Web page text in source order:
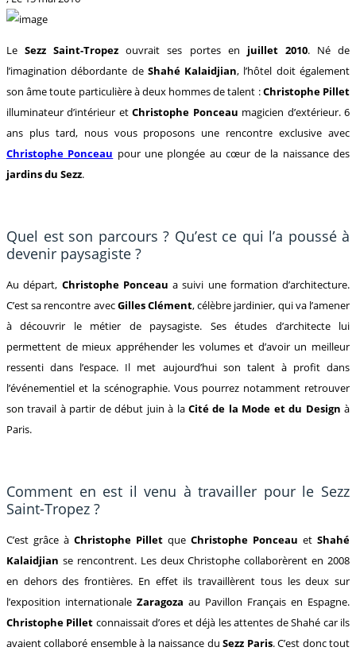
LeSezz Saint-Tropez ouvrait ses portes en juillet 2010. Né de
l’imagination débordante de Shahé Kalaidjian, l’hôtel doit également
son âme toute particulière à deux hommes de talent :Christophe Pillet
illuminateur d’intérieur etChristophe Ponceau magicien d’extérieur. 6
ans plus tard, nous vous proposons une rencontre exclusive avec
Christophe Ponceau pour une plongée au cœur de la naissance des
jardins du Sezz.
Quel est son parcours ? Qu’est ce qui l’a poussé à
devenir paysagiste ?
Au départ, Christophe Ponceau a suivi une formation d’architecture.
C’est sa rencontre avecGilles Clément, célèbre jardinier, qui va l’amener
à découvrir le métier de paysagiste. Ses études d’architecte lui
permettent de mieux appréhender les volumes et d’avoir un meilleur
ressenti dans l’espace. Il met aujourd’hui son talent à profit dans
l’événementiel et la scénographie. Vous pourrez notamment retrouver
son travail à partir de début juin à la Cité de la Mode et du Design à
Paris.
Comment en est il venu à travailler pour le Sezz
Saint-Tropez ?
C’est grâce à Christophe Pillet que Christophe Ponceau et Shahé
Kalaidjian se rencontrent. Les deux Christophe collaborèrent en 2008
en dehors des frontières. En effet ils travaillèrent tous les deux sur
l’exposition internationale Zaragoza au Pavillon Français en Espagne.
Christophe Pillet connaissait d’ores et déjà les attentes de Shahé car ils
avaient collaboré ensemble à la naissance duSezz Paris. C’est donc tout